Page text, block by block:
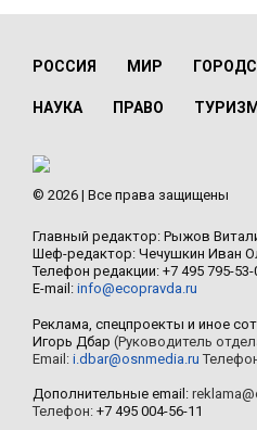
РОССИЯ МИР
НАУКА ПРАВО ТУРИЗМ
© 2026 | Все права защищены
Главный редактор: Рыжов
Шеф-редактор: Чечушкин Иван
Телефон редакции: +7 495 795-53-
E-mail: info@ecopravda.ru
Реклама, спецпроекты и иное
Игорь Дбар (Руководитель
Email: i.dbar@osnmedia.ru
Дополнительные email:
Телефон: +7 495 004-56-11